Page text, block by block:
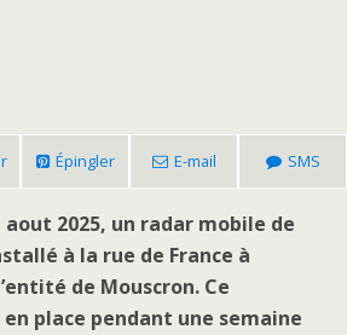
Épingler E-mail SMS
aout 2025, un radar mobile de
à la rue de France à
de Mouscron. Ce
place pendant une semaine